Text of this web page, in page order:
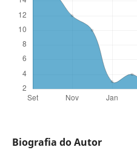
Biografia do Autor